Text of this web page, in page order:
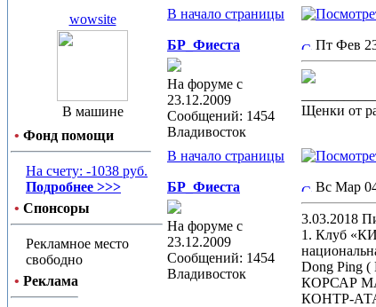
wowsite
В машине
• Фонд помощи
На счету: -1038 руб.
Подробнее >>>
• Спонсоры
Рекламное место
свободно
• Реклама
В начало страницы
БР_Фиеста
На форуме с
23.12.2009
Сообщений: 1454
Владивосток
Пт Фев
Щенки от
В начало страницы
БР_Фиеста
На форуме с
23.12.2009
Сообщений: 1454
Владивосток
Вс Мар
3.03.2018
1. Клуб
Dong Ping (
КОРСАР
КОНТР-